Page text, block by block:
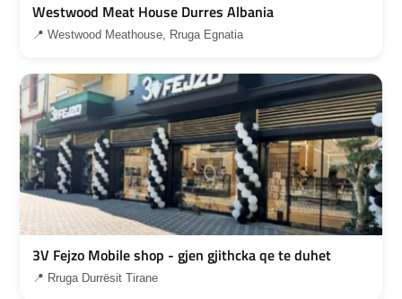
Westwood Meat House Durres Albania
📍 Westwood Meathouse, Rruga Egnatia
3V Fejzo Mobile shop - gjen gjithcka qe te duhet
📍 Rruga Durrësit Tirane